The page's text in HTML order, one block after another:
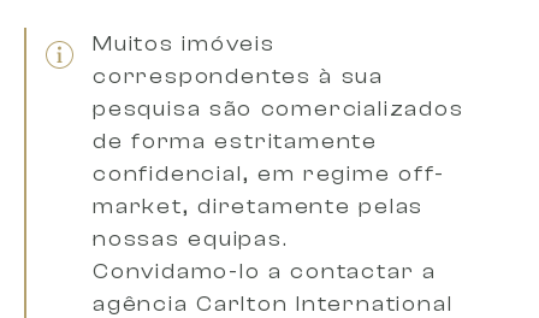
Muitos imóveis
correspondentes à sua
pesquisa são comercializados
de formaestritamente
confidencial, em regime off-
market, diretamente pelas
nossas equipas.
Convidamo-lo acontactar a
agência Carlton International